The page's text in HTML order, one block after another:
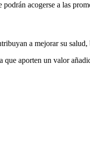
acogerse a las
a mejorar su
aporten un valor